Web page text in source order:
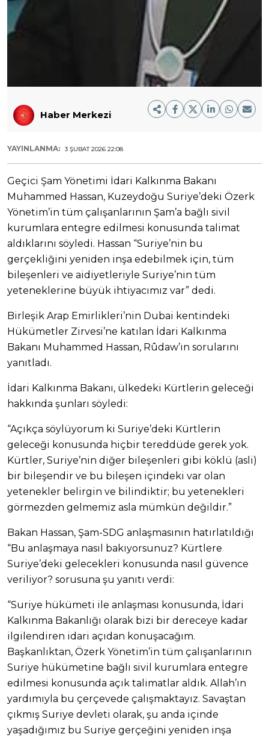
Haber Merkezi
YAYINLANMA: 3 ŞUBAT 2026 22:08
Geçici Şam Yönetimi İdari Kalkınma Bakanı
Muhammed Hassan, Kuzeydoğu Suriye’deki Özerk
Yönetim’in tüm çalışanlarının Şam’a bağlı sivil
kurumlara entegre edilmesi konusunda talimat
aldıklarını söyledi. Hassan “Suriye’nin bu
gerçekliğini yeniden inşa edebilmek için, tüm
bileşenleri ve aidiyetleriyle Suriye’nin tüm
yeteneklerine büyük ihtiyacımız var” dedi.
Birleşik Arap Emirlikleri’nin Dubai kentindeki
Hükümetler Zirvesi’ne katılan İdari Kalkınma
Bakanı Muhammed Hassan, Rûdaw’ın sorularını
yanıtladı.
İdari Kalkınma Bakanı, ülkedeki Kürtlerin geleceği
hakkında şunları söyledi:
“Açıkça söylüyorum ki Suriye’deki Kürtlerin
geleceği konusunda hiçbir tereddüde gerek yok.
Kürtler, Suriye’nin diğer bileşenleri gibi köklü (asli)
bir bileşendir ve bu bileşen içindeki var olan
yetenekler belirgin ve bilindiktir; bu yetenekleri
görmezden gelmemiz asla mümkün değildir.”
Bakan Hassan, Şam-SDG anlaşmasının hatırlatıldığı
“Bu anlaşmaya nasıl bakıyorsunuz? Kürtlere
Suriye’deki gelecekleri konusunda nasıl güvence
veriliyor? sorusuna şu yanıtı verdi:
“Suriye hükümeti ile anlaşması konusunda, İdari
Kalkınma Bakanlığı olarak bizi bir dereceye kadar
ilgilendiren idari açıdan konuşacağım.
Başkanlıktan, Özerk Yönetim’in tüm çalışanlarının
Suriye hükümetine bağlı sivil kurumlara entegre
edilmesi konusunda açık talimatlar aldık. Allah’ın
yardımıyla bu çerçevede çalışmaktayız. Savaştan
çıkmış Suriye devleti olarak, şu anda içinde
yaşadığımız bu Suriye gerçeğini yeniden inşa